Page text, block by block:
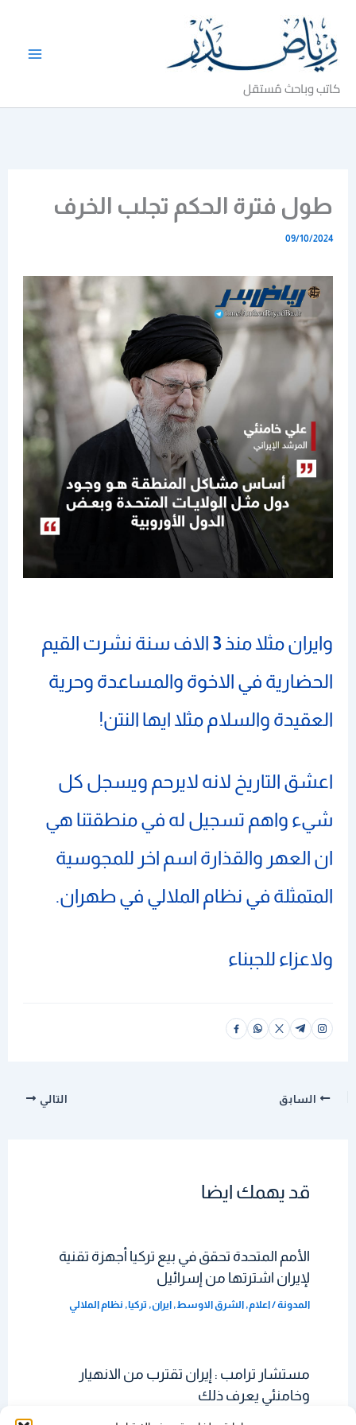
المحتوى
كاتب وباحث مُستقل
طول فترة الحكم تجلب الخرف
09/10/2024
وايران مثلا منذ3 الاف سنة نشرت القيم
الحضارية في الاخوة والمساعدة وحرية
العقيدة والسلام مثلا ايها النتن!
اعشق التاريخ لانه لايرحم ويسجل كل
شيء واهم تسجيل له في منطقتنا هي
ان العهر والقذارة اسم اخر للمجوسية
المتمثلة في نظام الملالي في طهران.
ولاعزاء للجبناء
السابق التالي
قد يهمك ايضا
الأمم المتحدة تحقق في بيع تركيا أجهزة تقنية
لإيران اشترتها من إسرائيل
المدونة/اعلام,الشرق الاوسط,ايران, تركيا, نظام الملالي
مستشار ترامب : إيران تقترب من الانهيار
وخامنئي يعرف ذلك
الخميني , العراق المدونة, ايران,